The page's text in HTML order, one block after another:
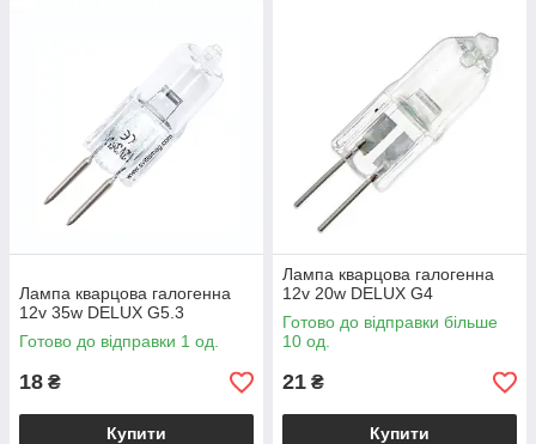
Лампа кварцова галогенна
12v 35w DELUX G5.3
Готово до відправки 1 од.
18 ₴
Купити
Лампа кварцова галогенна
12v 20w DELUX G4
Готово до відправки більше
10 од.
21 ₴
Купити